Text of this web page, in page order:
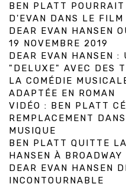
BEN PLATT
D'EVAN DANS LE FILM
DEAR EVAN HANSEN
19 NOVEMBRE 2019
DEAR EVAN HANSEN :
"DELUXE" AVEC DES
LA COMÉDIE
ADAPTÉE EN ROMAN
VIDÉO : BEN PLATT
REMPLACEMENT
MUSIQUE
BEN PLATT QUITTE
HANSEN À BROADWAY
DEAR EVAN HANSEN
INCONTOURNABLE